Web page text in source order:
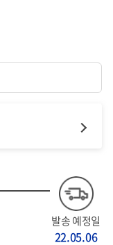
발송 예정일
22.05.06